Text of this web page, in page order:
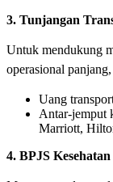
3. Tunjangan
Untuk mendukung
operasional
Uang
Antar-jemput
Marriott,
4. BPJS